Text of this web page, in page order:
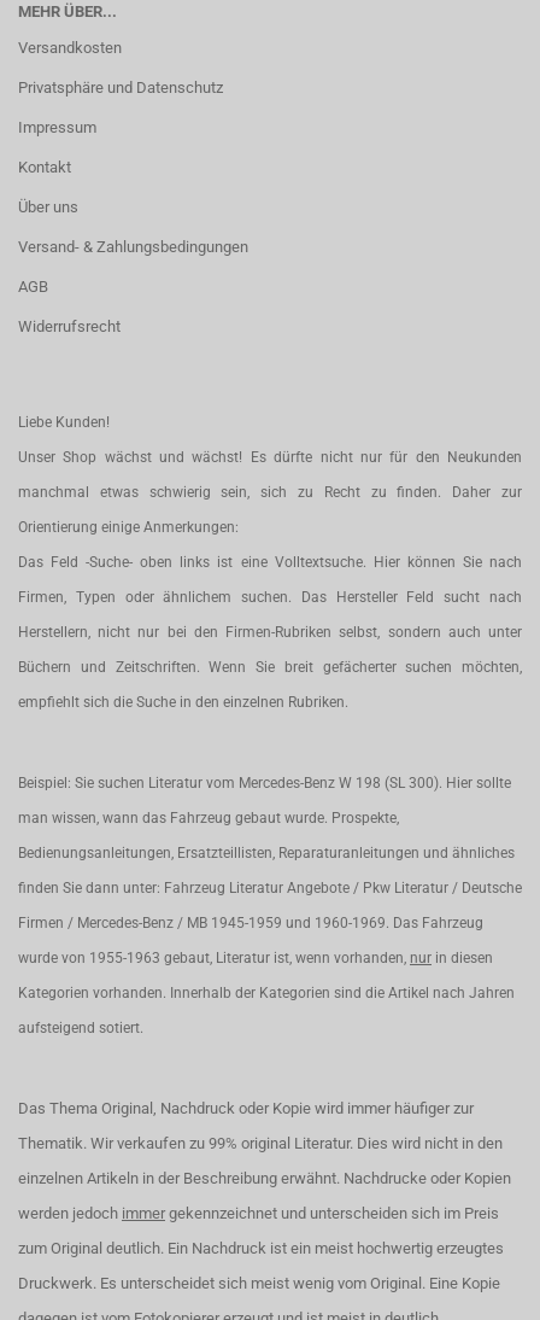
MEHR ÜBER...
Versandkosten
Privatsphäre und Datenschutz
Impressum
Kontakt
Über uns
Versand- & Zahlungsbedingungen
AGB
Widerrufsrecht
Liebe Kunden!
Unser Shop wächst und wächst! Es dürfte nicht nur für den Neukunden
manchmal etwas schwierig sein, sich zu Recht zu finden. Daher zur
Orientierung einige Anmerkungen:
Das Feld -Suche- oben links ist eine Volltextsuche. Hier können Sie nach
Firmen, Typen oder ähnlichem suchen. Das Hersteller Feld sucht nach
Herstellern, nicht nur bei den Firmen-Rubriken selbst, sondern auch unter
Büchern und Zeitschriften. Wenn Sie breit gefächerter suchen möchten,
empfiehlt sich die Suche in den einzelnen Rubriken.
Beispiel: Sie suchen Literatur vom Mercedes-Benz W 198 (SL 300). Hier sollte
man wissen, wann das Fahrzeug gebaut wurde. Prospekte,
Bedienungsanleitungen, Ersatzteillisten, Reparaturanleitungen und ähnliches
finden Sie dann unter: Fahrzeug Literatur Angebote / Pkw Literatur / Deutsche
Firmen / Mercedes-Benz / MB 1945-1959 und 1960-1969. Das Fahrzeug
wurde von 1955-1963 gebaut, Literatur ist, wenn vorhanden, nur in diesen
Kategorien vorhanden. Innerhalb der Kategorien sind die Artikel nach Jahren
aufsteigend sotiert.
Das Thema Original, Nachdruck oder Kopie wird immer häufiger zur
Thematik. Wir verkaufen zu 99% original Literatur. Dies wird nicht in den
einzelnen Artikeln in der Beschreibung erwähnt. Nachdrucke oder Kopien
werden jedoch immer gekennzeichnet und unterscheiden sich im Preis
zum Original deutlich. Ein Nachdruck ist ein meist hochwertig erzeugtes
Druckwerk. Es unterscheidet sich meist wenig vom Original. Eine Kopie